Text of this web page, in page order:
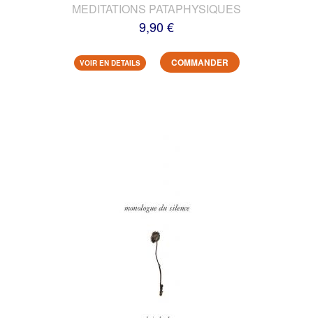
MEDITATIONS PATAPHYSIQUES
9,90 €
VOIR EN DETAILS COMMANDER